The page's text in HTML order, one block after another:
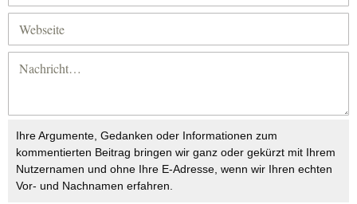
Ihre Argumente, Gedanken oder Informationen zum
kommentierten Beitrag bringen wir ganz oder gekürzt mit Ihrem
Nutzernamen und ohne Ihre E-Adresse, wenn wir Ihren echten
Vor- und Nachnamen erfahren.